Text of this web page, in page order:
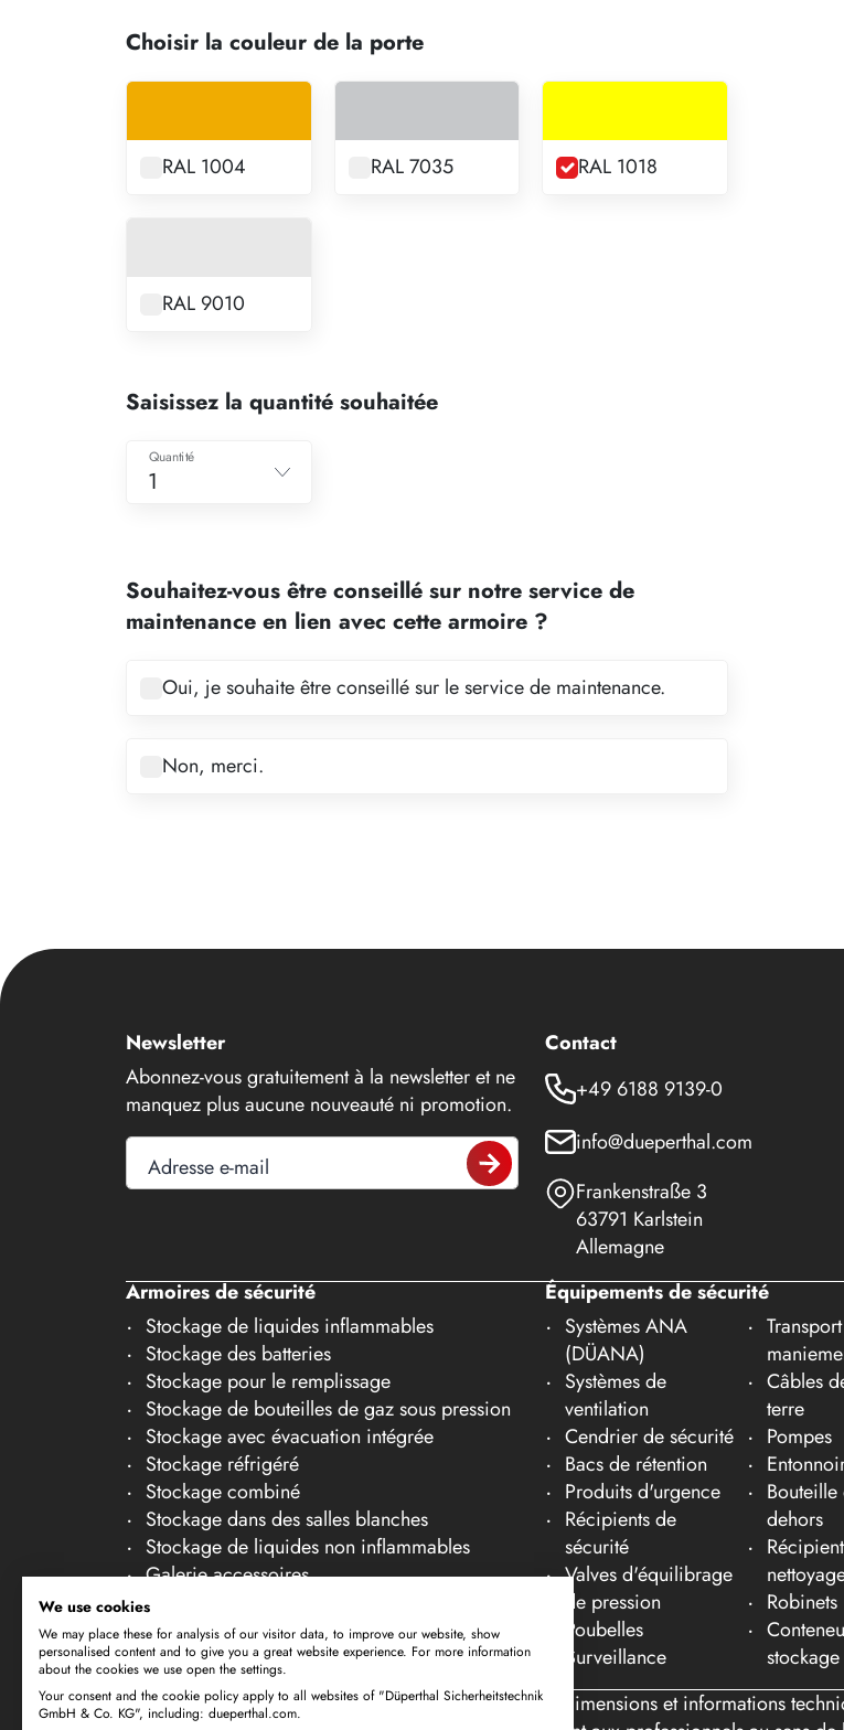
Choisir la couleur de la porte
RAL 1004 RAL 7035 RAL 1018
RAL 9010
Saisissez la quantité souhaitée
1
3
4
5
7
12
16
17
18
21
22
23
24
25
26
27
28
30
Quantité
Souhaitez-vous être conseillé sur notre service de
maintenance en lien avec cette armoire ?
Oui, je souhaite être conseillé sur le service de maintenance.
Non, merci.
Newsletter
Abonnez-vous gratuitement à la newsletter et ne
manquez plus aucune nouveauté ni promotion.
Adresse e-mail
Contact
+49 6188 9139-0
info@dueperthal.com
Frankenstraße 3
63791 Karlstein
Allemagne
Armoires de sécurité
Stockage de liquides inflammables
Stockage des batteries
Stockage pour le remplissage
Stockage de bouteilles de gaz sous pression
Stockage avec évacuation intégrée
Stockage réfrigéré
Stockage combiné
Stockage dans des salles blanches
Stockage de liquides non inflammables
Galerie accessoires
Équipements de sécurité
Systèmes ANA
(DÜANA)
Systèmes de
ventilation
Cendrier de sécurité
Bacs de rétention
Produits d'urgence
Récipients de
sécurité
Valves d'équilibrage
de pression
Poubelles
Surveillance
Câbles
terre
Pompes
dehors
Robinets
stockage
Sous réserve de modifications techniques. Toutes les dimensions et informations
We use cookies
We may place these for analysis of our visitor data, to improve our website, show
personalised content and to give you a great website experience. For more information
about the cookies we use open the settings.
Your consent and the cookie policy apply to all websites of "Düperthal Sicherheitstechnik
GmbH & Co. KG", including: dueperthal.com.